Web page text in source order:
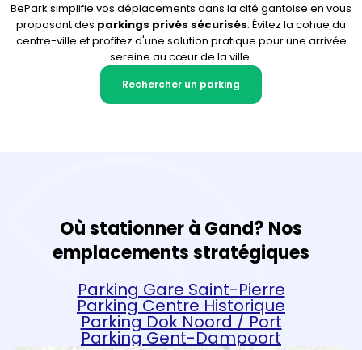
BePark simplifie vos déplacements dans la cité gantoise en vous
proposant des parkings privés sécurisés. Évitez la cohue du
centre-ville et profitez d'une solution pratique pour une arrivée
sereine au cœur de la ville.
Rechercher un parking
Où stationner à Gand? Nos
emplacements stratégiques
Parking Gare Saint-Pierre
Parking Centre Historique
Parking Dok Noord / Port
Parking Gent-Dampoort